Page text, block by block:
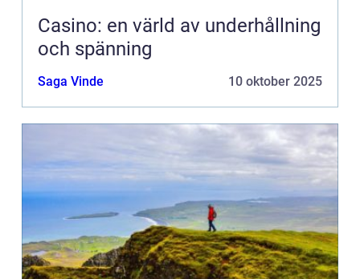
Casino: en värld av underhållning
och spänning
Saga Vinde 10 oktober 2025